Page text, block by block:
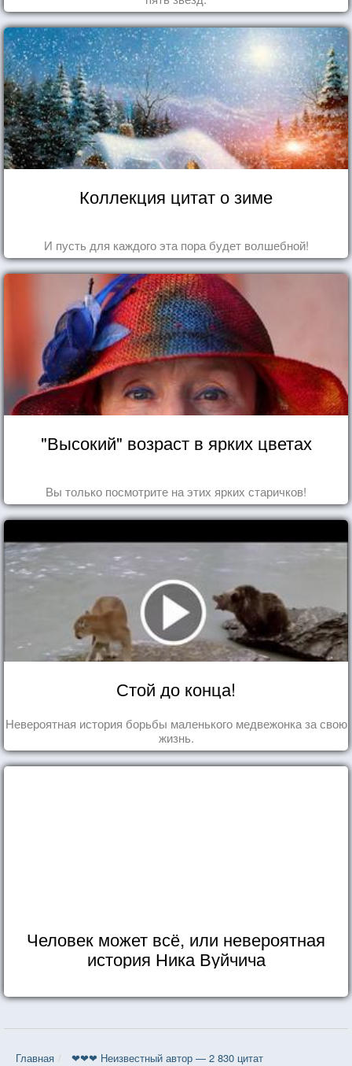
Коллекция цитат о зиме
И пусть для каждого эта пора будет волшебной!
"Высокий" возраст в ярких цветах
Вы только посмотрите на этих ярких старичков!
Стой до конца!
Невероятная история борьбы маленького медвежонка за свою
жизнь.
Человек может всё, или невероятная
история Ника Вуйчича
Главная ❤❤❤ Неизвестный автор — 2 830 цитат